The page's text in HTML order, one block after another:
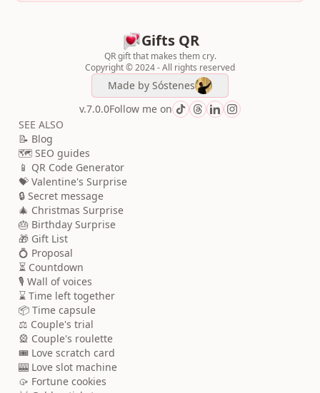
Gifts QR
QR gift that makes them cry.
Copyright © 2024 - All rights reserved
Made by Sóstenes
v.7.0.0Follow me on
SEE ALSO
📝 Blog
🗺️ SEO guides
📱 QR Code Generator
💝 Valentine's Surprise
🔒 Secret message
🎄 Christmas Surprise
🎂 Birthday Surprise
🎁 Gift List
💍 Proposal
⏳ Countdown
🎙️ Wall of voices
⌛ Time left together
📦 Time capsule
⚖️ Couple's trial
🎡 Couple's roulette
🎟️ Love scratch card
🎰 Love slot machine
🥠 Fortune cookies